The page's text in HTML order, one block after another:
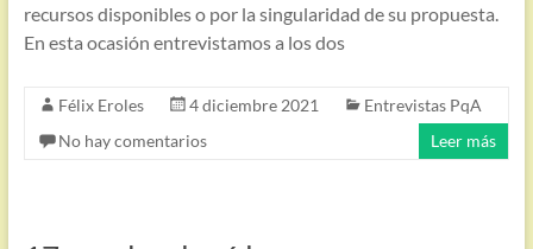
recursos disponibles o por la singularidad de su propuesta.
En esta ocasión entrevistamos a los dos
Félix Eroles 4 diciembre 2021
Entrevistas PqA
No hay comentarios
Leer más